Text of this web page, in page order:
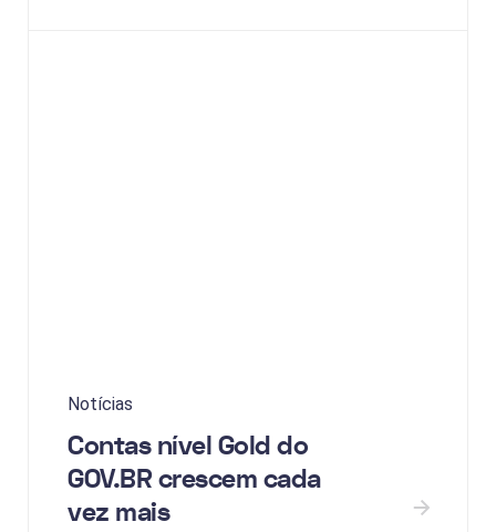
Notícias
Contas nível Gold do
GOV.BR crescem cada
vez mais